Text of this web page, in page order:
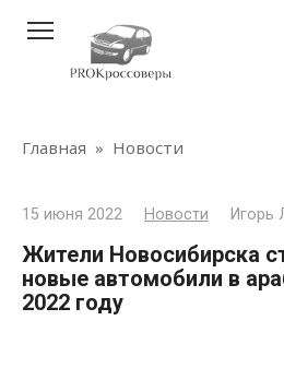
контенту
Главная » Новости
15 июня 2022 Новости Игорь
Жители Новосибирска
новые автомобили в
2022 году